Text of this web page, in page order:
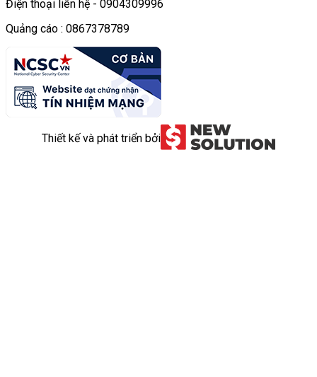
Điện thoại liên hệ - 0904309996
Quảng cáo : 0867378789
Thiết kế và phát triển bởi